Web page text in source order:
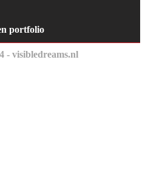
portfolio
- visibledreams.nl